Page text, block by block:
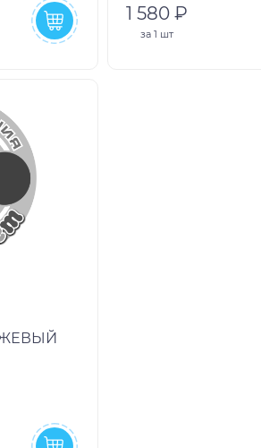
1 580 ₽
за1 шт